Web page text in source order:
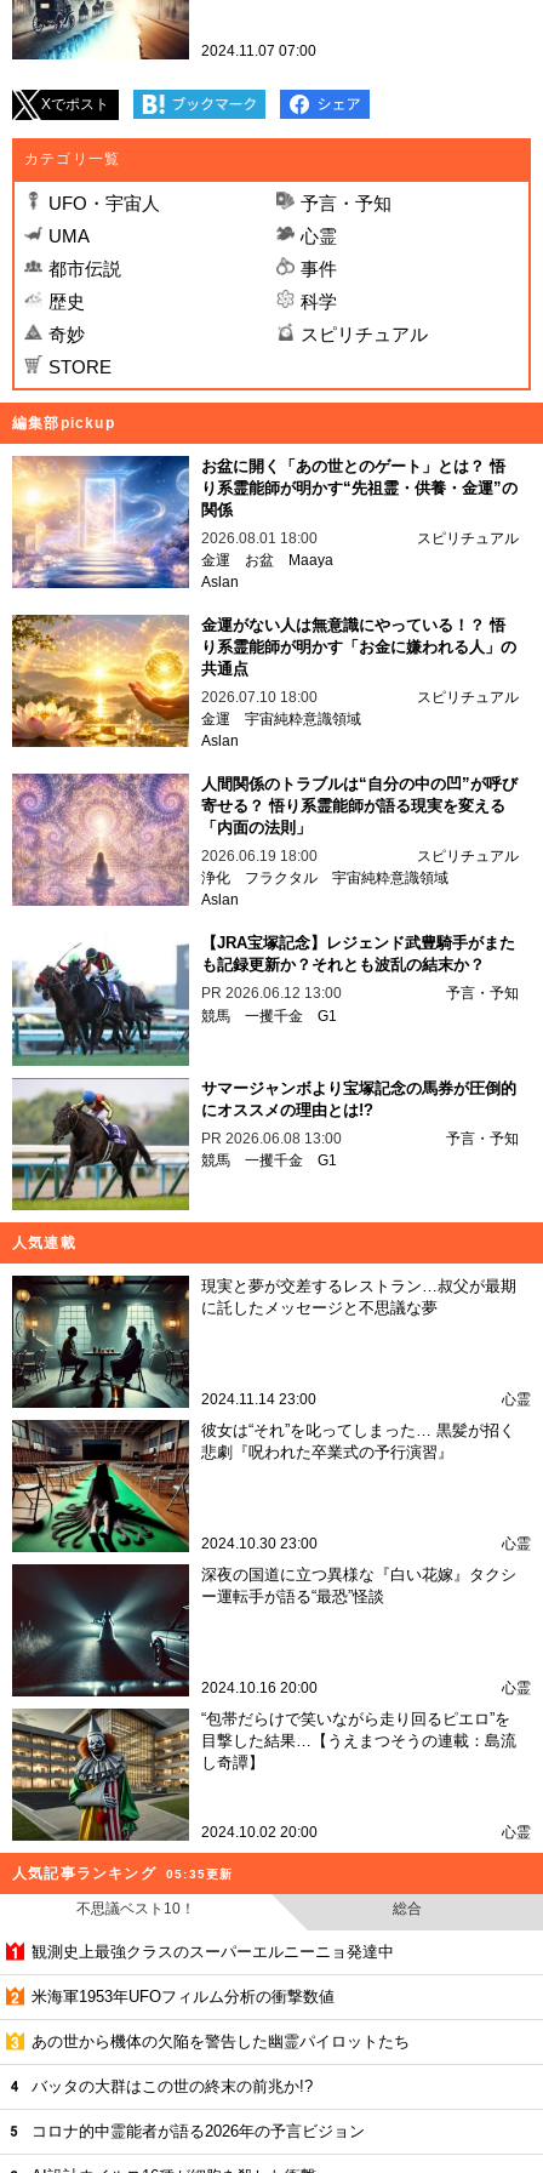
2024.11.07 07:00
Xでポスト
カテゴリ一覧
UFO・宇宙人
予言・予知
UMA
心霊
都市伝説
事件
歴史
科学
奇妙
スピリチュアル
STORE
編集部pickup
お盆に開く「あの世とのゲート」とは？ 悟
り系霊能師が明かす“先祖霊・供養・金運”の
関係
2026.08.01 18:00
スピリチュアル
金運
お盆
Maaya
Aslan
金運がない人は無意識にやっている！？ 悟
り系霊能師が明かす「お金に嫌われる人」の
共通点
2026.07.10 18:00
スピリチュアル
金運 宇宙純粋意識領域
Aslan
人間関係のトラブルは“自分の中の凹”が呼び
寄せる？ 悟り系霊能師が語る現実を変える
「内面の法則」
2026.06.19 18:00
スピリチュアル
浄化
フラクタル 宇宙純粋意識領域
Aslan
【JRA宝塚記念】レジェンド武豊騎手がまた
も記録更新か？それとも波乱の結末か？
PR 2026.06.12 13:00
予言・予知
競馬 一攫千金 G1
サマージャンボより宝塚記念の馬券が圧倒的
にオススメの理由とは!?
PR 2026.06.08 13:00
予言・予知
競馬 一攫千金 G1
人気連載
現実と夢が交差するレストラン…叔父が最期
に託したメッセージと不思議な夢
2024.11.14 23:00 心霊
彼女は“それ”を叱ってしまった… 黒髪が招く
悲劇『呪われた卒業式の予行演習』
2024.10.30 23:00 心霊
深夜の国道に立つ異様な『白い花嫁』タクシ
ー運転手が語る“最恐”怪談
2024.10.16 20:00 心霊
“包帯だらけで笑いながら走り回るピエロ”を
目撃した結果…【うえまつそうの連載：島流
し奇譚】
2024.10.02 20:00 心霊
人気記事ランキング 05:35更新
不思議ベスト10！ 総合
観測史上最強クラスのスーパーエルニーニョ発達中
米海軍1953年UFOフィルム分析の衝撃数値
あの世から機体の欠陥を警告した幽霊パイロットたち
バッタの大群はこの世の終末の前兆か!?
コロナ的中霊能者が語る2026年の予言ビジョン